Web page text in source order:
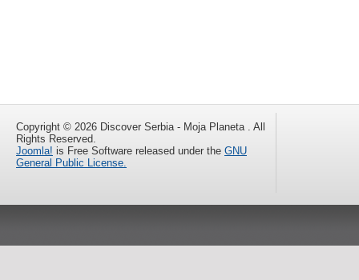
Copyright © 2026 Discover Serbia - Moja Planeta . All
Rights Reserved.
Joomla! is Free Software released under the GNU
General Public License.